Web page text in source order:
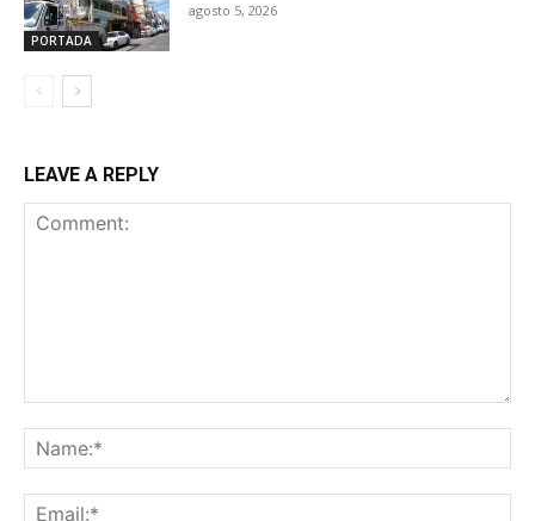
PORTADA
agosto 5, 2026
LEAVE A REPLY